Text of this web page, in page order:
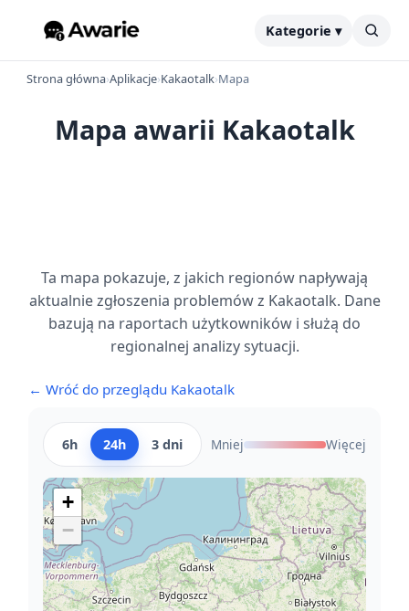
Kategorie ▾
Strona główna›Aplikacje›Kakaotalk›Mapa
Mapa awarii Kakaotalk
Ta mapa pokazuje, z jakich regionów napływają
aktualnie zgłoszenia problemów z Kakaotalk. Dane
bazują na raportach użytkowników i służą do
regionalnej analizy sytuacji.
← Wróć do przeglądu Kakaotalk
6h 24h 3 dni Mniej Więcej
+
−